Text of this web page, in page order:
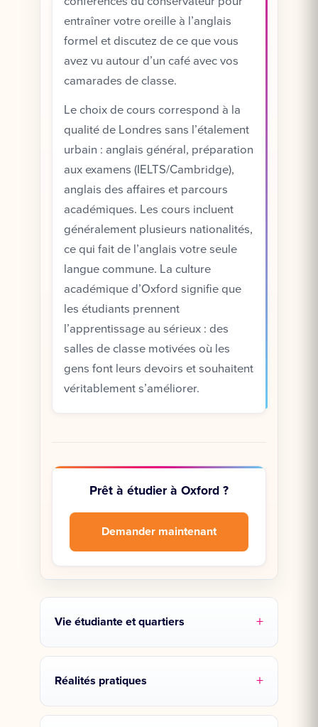
entraîner votre oreille à l’anglais
formel et discutez de ce que vous
avez vu autour d’un café avec vos
camarades de classe.
Le choix de cours correspond à la
qualité de Londres sans l’étalement
urbain : anglais général, préparation
aux examens (IELTS/Cambridge),
anglais des affaires et parcours
académiques. Les cours incluent
généralement plusieurs nationalités,
ce qui fait de l’anglais votre seule
langue commune. La culture
académique d’Oxford signifie que
les étudiants prennent
l’apprentissage au sérieux : des
salles de classe motivées où les
gens font leurs devoirs et souhaitent
véritablement s’améliorer.
Prêt à étudier à Oxford ?
Demander maintenant
Vie étudiante et quartiers
Réalités pratiques